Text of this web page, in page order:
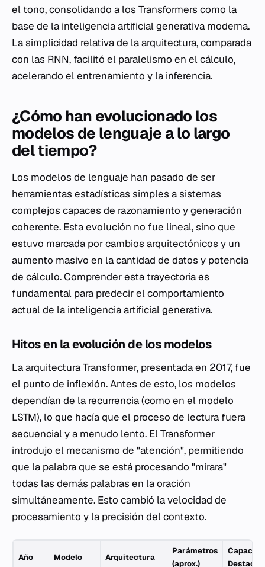
el tono, consolidando a los Transformers como la
base de la inteligencia artificial generativa moderna.
La simplicidad relativa de la arquitectura, comparada
con las RNN, facilitó el paralelismo en el cálculo,
acelerando el entrenamiento y la inferencia.
¿Cómo han evolucionado los
modelos de lenguaje a lo largo
del tiempo?
Los modelos de lenguaje han pasado de ser
herramientas estadísticas simples a sistemas
complejos capaces de razonamiento y generación
coherente. Esta evolución no fue lineal, sino que
estuvo marcada por cambios arquitectónicos y un
aumento masivo en la cantidad de datos y potencia
de cálculo. Comprender esta trayectoria es
fundamental para predecir el comportamiento
actual de la inteligencia artificial generativa.
Hitos en la evolución de los modelos
La arquitectura Transformer, presentada en 2017, fue
el punto de inflexión. Antes de esto, los modelos
dependían de la recurrencia (como en el modelo
LSTM), lo que hacía que el proceso de lectura fuera
secuencial y a menudo lento. El Transformer
introdujo el mecanismo de "atención", permitiendo
que la palabra que se está procesando "mirara"
todas las demás palabras en la oración
simultáneamente. Esto cambió la velocidad de
procesamiento y la precisión del contexto.
Año Modelo Arquitectura
Parámetros
(aprox.)